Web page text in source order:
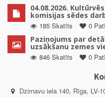
04.08.2026.
komisijas sēdes
185 Skatīts
0
Paziņojums par
uzsākšanu zemes
846 Skatīts
0
Dzirnavu iela 140, Rīga, LV-